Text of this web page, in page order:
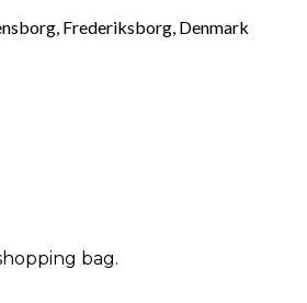
Frederiksborg, Denmark
bag.